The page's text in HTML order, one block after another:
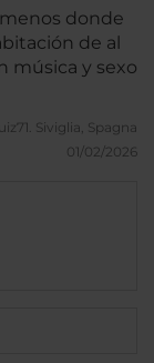
por el
donde
de al
música y sexo
Siviglia, Spagna
01/02/2026